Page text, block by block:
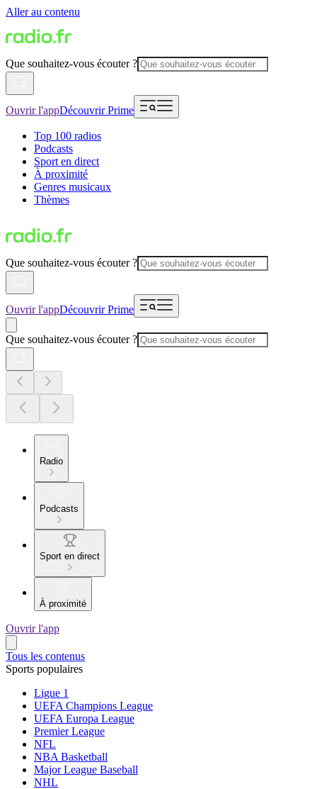
Aller au contenu
Que souhaitez-vous écouter ?
Ouvrir l'appDécouvrir Prime
Top 100 radios
Podcasts
Sport en direct
À proximité
Genres musicaux
Thèmes
Que souhaitez-vous écouter ?
Ouvrir l'appDécouvrir Prime
Que souhaitez-vous écouter ?
Radio
Podcasts
Sport en direct
À proximité
Ouvrir l'app
Tous les contenus
Sports populaires
Ligue 1
UEFA Champions League
UEFA Europa League
Premier League
NFL
NBA Basketball
Major League Baseball
NHL